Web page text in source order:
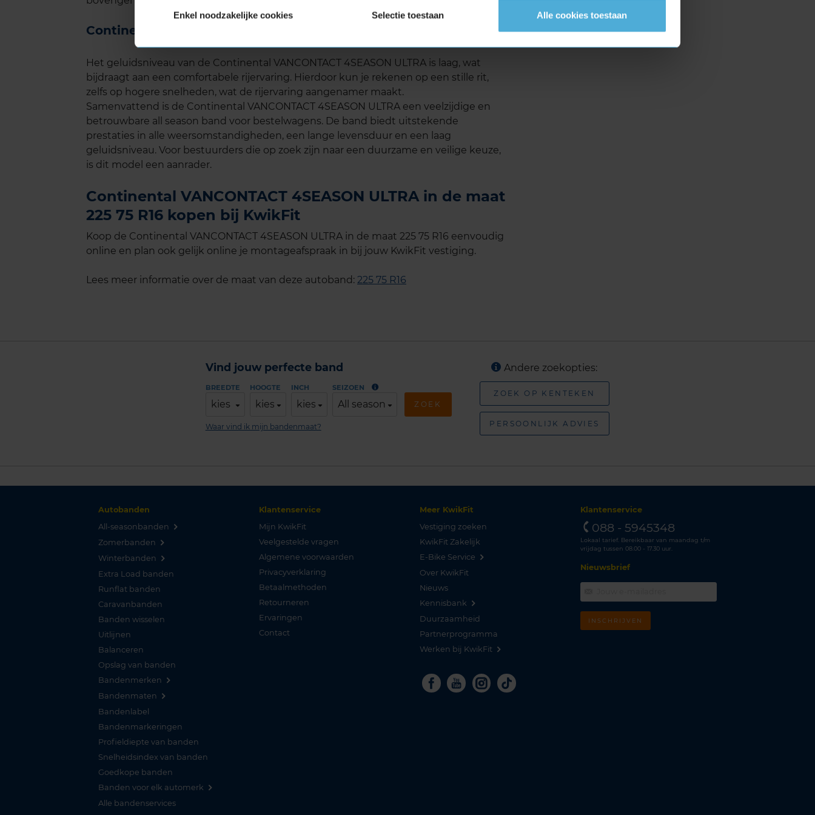
Enkel noodzakelijke cookies Selectie toestaan Alle cookies toestaan
Continental VANCONTACT 4SEASON ULTRA geluid
Het geluidsniveau van de Continental VANCONTACT 4SEASON ULTRA is laag, wat
bijdraagt aan een comfortabele rijervaring. Hierdoor kun je rekenen op een stille rit,
zelfs op hogere snelheden, wat de rijervaring aangenamer maakt.
Samenvattend is de Continental VANCONTACT 4SEASON ULTRA een veelzijdige en
betrouwbare all season band voor bestelwagens. De band biedt uitstekende
prestaties in alle weersomstandigheden, een lange levensduur en een laag
geluidsniveau. Voor bestuurders die op zoek zijn naar een duurzame en veilige keuze,
is dit model een aanrader.
Continental VANCONTACT 4SEASON ULTRA in de maat
225 75 R16 kopen bij KwikFit
Koop de Continental VANCONTACT 4SEASON ULTRA in de maat 225 75 R16 eenvoudig
online en plan ook gelijk online je montageafspraak in bij jouw KwikFit vestiging.
Lees meer informatie over de maat van deze autoband: 225 75 R16
Vind jouw perfecte band
BREEDTE
kies
HOOGTE
kies
INCH
kies
SEIZOEN
All season ZOEK
Waar vind ik mijn bandenmaat?
Andere zoekopties:
ZOEK OP KENTEKEN
PERSOONLIJK ADVIES
Autobanden
All-seasonbanden
Zomerbanden
Winterbanden
Extra Load banden
Runflat banden
Caravanbanden
Banden wisselen
Uitlijnen
Balanceren
Opslag van banden
Bandenmerken
Bandenmaten
Bandenlabel
Bandenmarkeringen
Profieldiepte van banden
Snelheidsindex van banden
Goedkope banden
Banden voor elk automerk
Alle bandenservices
Klantenservice
Mijn KwikFit
Veelgestelde vragen
Algemene voorwaarden
Privacyverklaring
Betaalmethoden
Retourneren
Ervaringen
Contact
Meer KwikFit
Vestiging zoeken
KwikFit Zakelijk
E-Bike Service
Over KwikFit
Nieuws
Kennisbank
Duurzaamheid
Partnerprogramma
Werken bij KwikFit
Facebook
YoutubeInstagram
Tiktok
Klantenservice
088 - 5945348
Lokaal tarief. Bereikbaar van maandag t/m
vrijdag tussen 08.00 - 17.30 uur.
Nieuwsbrief
INSCHRIJVEN